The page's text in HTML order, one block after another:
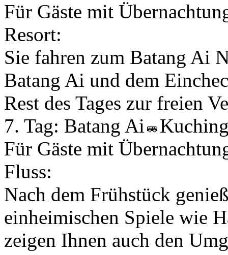
Für Gäste mit
Resort:
Sie fahren zum Batang Ai
Batang Ai und dem
Rest des Tages zur freien
7. Tag: Batang Ai
Für Gäste mit
Fluss:
Nach dem Frühstück
einheimischen Spiele wie
zeigen Ihnen auch den